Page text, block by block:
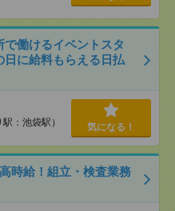
で働けるイベントスタ
に給料もらえる日払
：池袋駅） 気になる！
時給！組立・検査業務